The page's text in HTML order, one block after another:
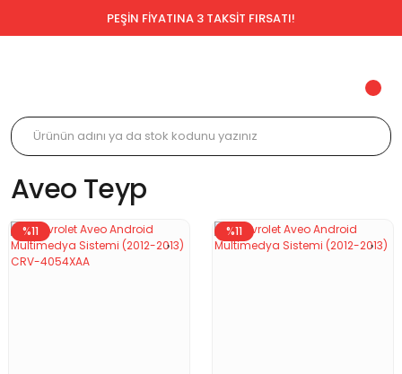
PEŞİN FİYATINA 3 TAKSİT FIRSATI!
Aveo Teyp
%11 %11